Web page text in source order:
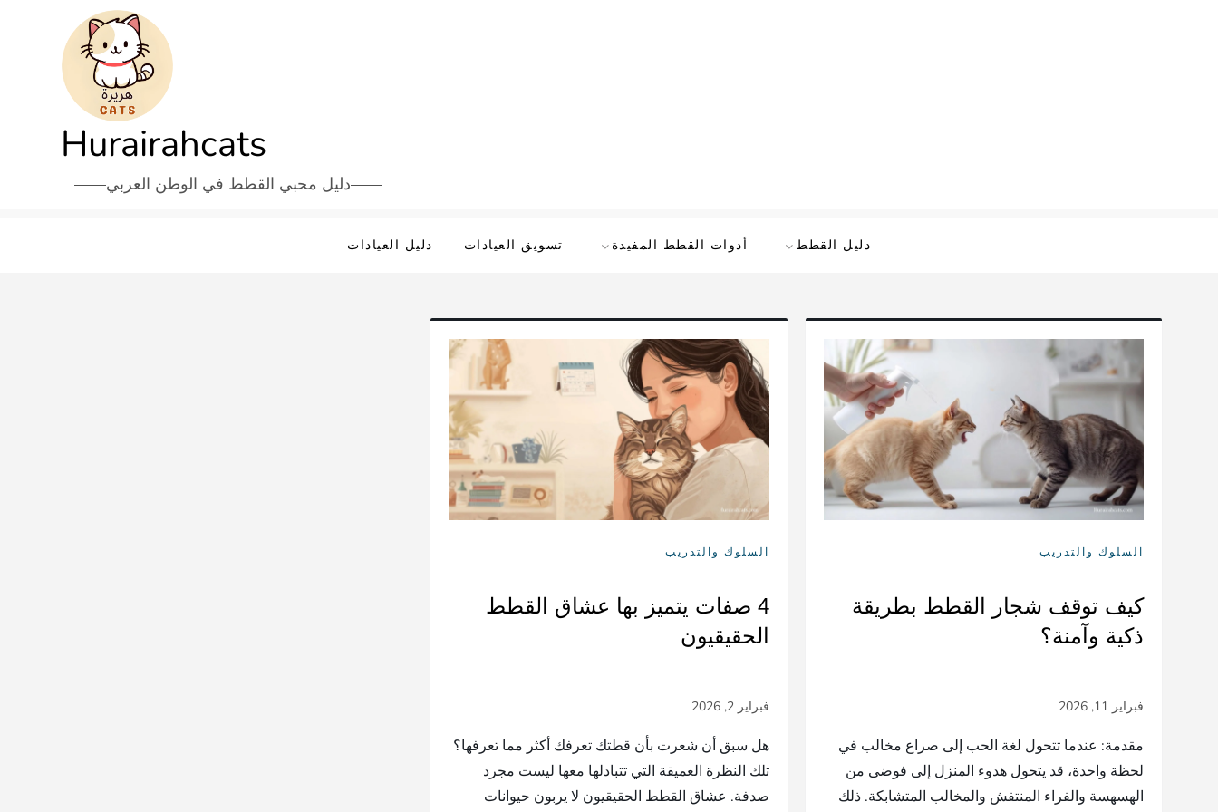
Hurairahcats
دليل محبي القطط في الوطن العربي
دليل القطط أدوات القطط المفيدة تسويق العيادات دليل العيادات
السلوك والتدريب
كيف توقف شجار القطط بطريقة
ذكية وآمنة؟
مقدمة: عندما تتحول لغة الحب إلى صراع مخالب في
لحظة واحدة، قد يتحول هدوء المنزل إلى فوضى من
الهسهسة والفراء المنتفش والمخالب المتشابكة. ذلك
السلوك والتدريب
4 صفات يتميز بها عشاق القطط
الحقيقيون
هل سبق أن شعرت بأن قطتك تعرفك أكثر مما تعرفها؟
تلك النظرة العميقة التي تتبادلها معها ليست مجرد
صدفة. عشاق القطط الحقيقيون لا يربون حيوانات